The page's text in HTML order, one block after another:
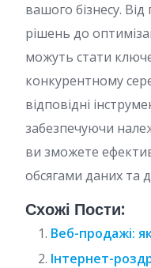
вашого бізнесу.
рішень до
можуть стати
конкурентному
відповідні
забезпечуючи
ви зможете
обсягами даних та
Схожі Пости:
Веб-продажі:
Інтернет-